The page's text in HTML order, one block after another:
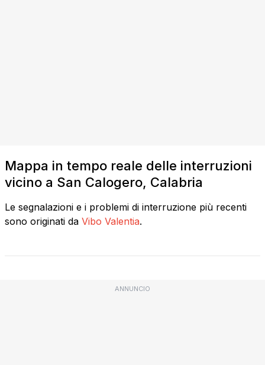
Mappa in tempo reale delle interruzioni
vicino a San Calogero, Calabria
Le segnalazioni e i problemi di interruzione più recenti
sono originati da Vibo Valentia.
ANNUNCIO